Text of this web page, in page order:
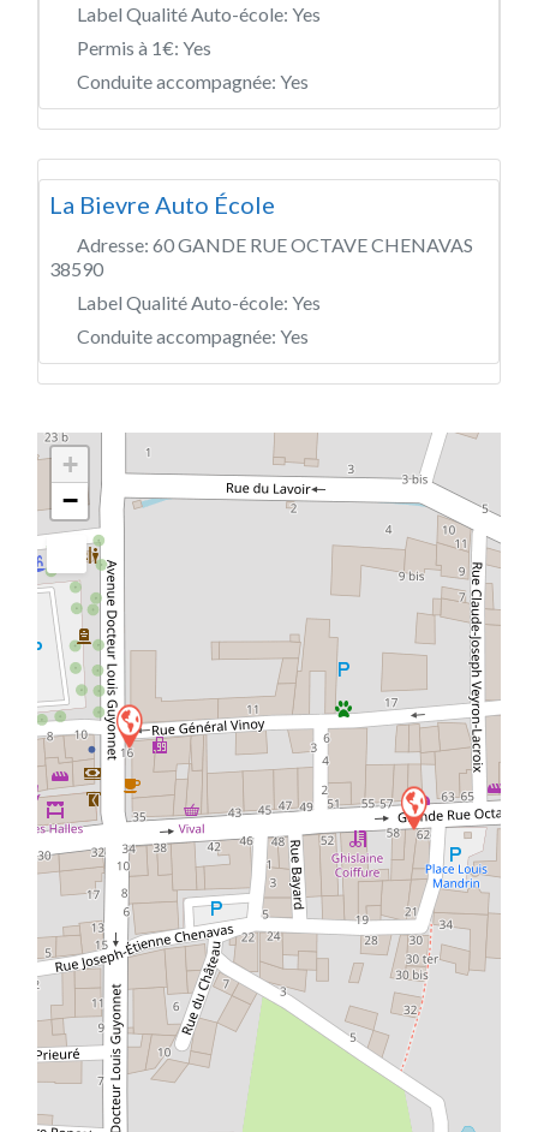
Label Qualité Auto-école: Yes
Permis à 1€: Yes
Conduite accompagnée: Yes
La Bievre Auto École
Adresse: 60 GANDE RUE OCTAVE CHENAVAS
38590
Label Qualité Auto-école: Yes
Conduite accompagnée: Yes
+
−